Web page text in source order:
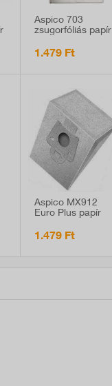
Aspico 703
zsugorfóliás papír
Philips, Electrolux
1.479 Ft
Aspico MX912
Euro Plus papír
kompatibilis, 5 db
1.479 Ft